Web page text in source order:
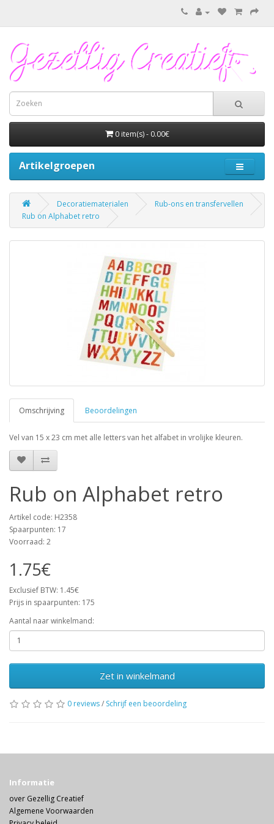
0 item(s) - 0.00€
Artikelgroepen
Decoratiematerialen
Rub-ons en transfervellen
Rub on Alphabet retro
Omschrijving Beoordelingen
Vel van 15 x 23 cm met alle letters van het alfabet in vrolijke kleuren.
Rub on Alphabet retro
Artikel code: H2358
Spaarpunten: 17
Voorraad: 2
1.75€
Exclusief BTW: 1.45€
Prijs in spaarpunten: 175
Aantal naar winkelmand:
Zet in winkelmand
0 reviews/ Schrijf een beoordeling
Informatie
over Gezellig Creatief
Algemene Voorwaarden